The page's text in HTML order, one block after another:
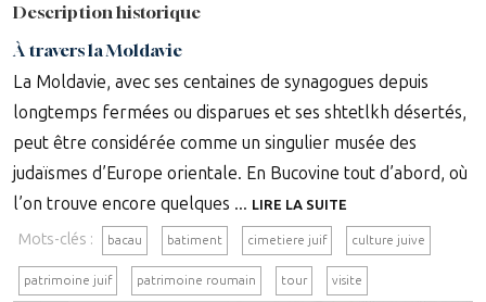
Description historique
À travers la Moldavie
La Moldavie, avec ses centaines de synagogues depuis
longtemps fermées ou disparues et ses shtetlkh désertés,
peut être considérée comme un singulier musée des
judaïsmes d’Europe orientale. En Bucovine tout d’abord, où
l’on trouve encore quelques ... LIRE LA SUITE
Mots-clés : bacau batiment cimetiere juif culture juive
patrimoine juif patrimoine roumain tour visite